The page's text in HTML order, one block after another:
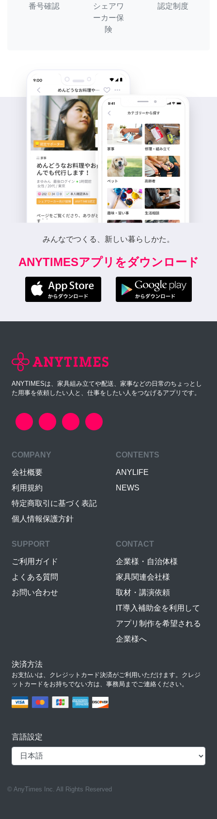
番号確認
シェアワ
ーカー保
険
認定制度
みんなでつくる、新しい暮らしかた。
ANYTIMESアプリをダウンロード
ANYTIMESは、家具組み立てや配送、家事などの日常のちょっとし
た用事を依頼したい人と、仕事をしたい人をつなげるアプリです。
COMPANY
会社概要
利用規約
特定商取引に基づく表記
個人情報保護方針
CONTENTS
ANYLIFE
NEWS
SUPPORT
ご利用ガイド
よくある質問
お問い合わせ
CONTACT
企業様・自治体様
家具関連会社様
取材・講演依頼
IT導入補助金を利用して
アプリ制作を希望される
企業様へ
決済方法
お支払いは、クレジットカード決済がご利用いただけます。クレジ
ットカードをお持ちでない方は、事務局までご連絡ください。
言語設定
© AnyTimes Inc. All Rights Reserved